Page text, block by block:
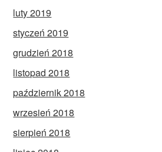
luty 2019
styczeń 2019
grudzień 2018
listopad 2018
październik 2018
wrzesień 2018
sierpień 2018